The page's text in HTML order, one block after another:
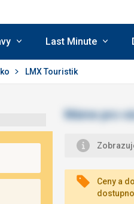
Last Minute
LMX Touristik
Ceny a